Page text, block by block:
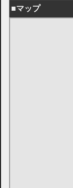
■マップ